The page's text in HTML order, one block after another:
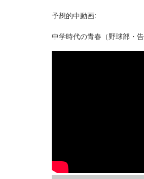
予想的中動画:
中学時代の青春（野球部・